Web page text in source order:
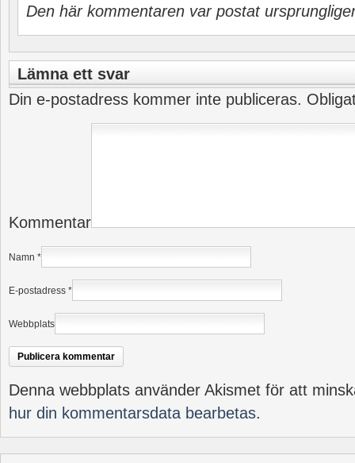
Den här kommentaren var postat
Lämna ett svar
Din e-postadress kommer inte publiceras.
Kommentar
Namn *
E-postadress *
Webbplats
Denna webbplats använder Akismet för att
hur din kommentarsdata bearbetas.